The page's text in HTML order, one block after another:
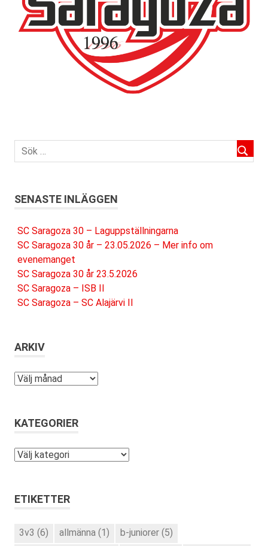
SENASTE INLÄGGEN
SC Saragoza 30 – Laguppställningarna
SC Saragoza 30 år – 23.05.2026 – Mer info om
evenemanget
SC Saragoza 30 år 23.5.2026
SC Saragoza – ISB II
SC Saragoza – SC Alajärvi II
ARKIV
Arkiv
KATEGORIER
Kategorier
ETIKETTER
3v3 (6) allmänna (1) b-juniorer (5)